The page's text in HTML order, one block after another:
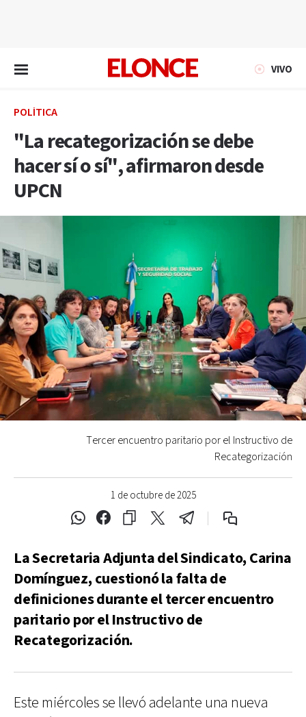
VIVO
POLÍTICA
"La recategorización se debe
hacer sí o sí", afirmaron desde
UPCN
1 de octubre de 2025
Tercer encuentro paritario por el Instructivo de
Recategorización
La Secretaria Adjunta del Sindicato, Carina
Domínguez, cuestionó la falta de
definiciones durante el tercer encuentro
paritario por el Instructivo de
Recategorización.
Este miércoles se llevó adelante una nueva